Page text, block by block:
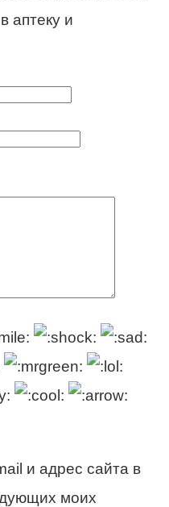
аптеку и
и адрес сайта в
моих